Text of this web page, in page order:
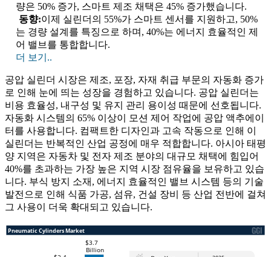
량은 50% 증가, 스마트 제조 채택은 45% 증가했습니다.
동향:이제 실린더의 55%가 스마트 센서를 지원하고, 50%
는 경량 설계를 특징으로 하며, 40%는 에너지 효율적인 제
어 밸브를 통합합니다.
더 보기..
공압 실린더 시장은 제조, 포장, 자재 취급 부문의 자동화 증가
로 인해 눈에 띄는 성장을 경험하고 있습니다. 공압 실린더는
비용 효율성, 내구성 및 유지 관리 용이성 때문에 선호됩니다.
자동화 시스템의 65% 이상이 모션 제어 작업에 공압 액추에이
터를 사용합니다. 컴팩트한 디자인과 고속 작동으로 인해 이
실린더는 반복적인 산업 공정에 매우 적합합니다. 아시아 태평
양 지역은 자동차 및 전자 제조 분야의 대규모 채택에 힘입어
40%를 초과하는 가장 높은 지역 시장 점유율을 보유하고 있습
니다. 부식 방지 소재, 에너지 효율적인 밸브 시스템 등의 기술
발전으로 인해 식품 가공, 섬유, 건설 장비 등 산업 전반에 걸쳐
그 사용이 더욱 확대되고 있습니다.